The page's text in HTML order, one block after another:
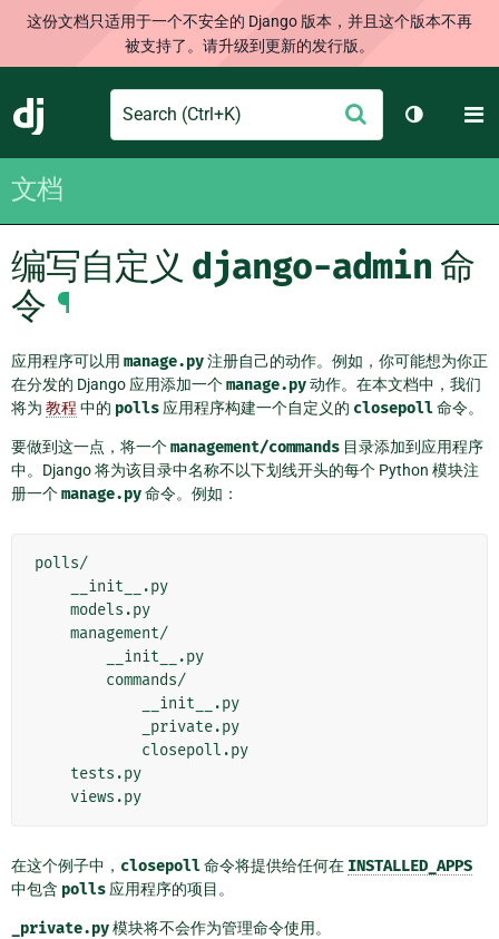
这份文档只适用于一个不安全的 Django 版本，并且这个版本不再
被支持了。请升级到更新的发行版。
Django
Search
交
切换主题
文档
编写自定义 django-admin 命
令 ¶
应用程序可以用 manage.py注册自己的动作。例如，你可能想为你正
在分发的 Django 应用添加一个manage.py动作。在本文档中，我们
将为 教程 中的 polls 应用程序构建一个自定义的 closepoll命令。
要做到这一点，将一个management/commands 目录添加到应用程序
中。Django 将为该目录中名称不以下划线开头的每个 Python 模块注
册一个manage.py命令。例如：
polls/
在这个例子中， closepoll命令将提供给任何在 INSTALLED_APPS
中包含 polls 应用程序的项目。
_private.py模块将不会作为管理命令使用。